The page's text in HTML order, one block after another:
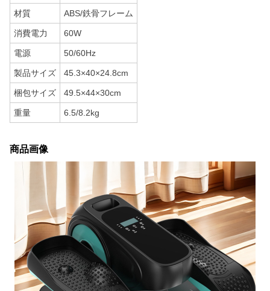
材質 ABS/鉄骨フレーム
消費電力 60W
電源 50/60Hz
製品サイズ 45.3×40×24.8cm
梱包サイズ 49.5×44×30cm
重量 6.5/8.2kg
商品画像